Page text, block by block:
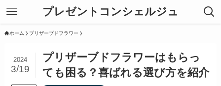
プレゼントコンシェルジュ
ホーム プリザーブドフラワー
プリザーブドフラワーはもらっ
ても困る？喜ばれる選び方を紹介
2024
3/19